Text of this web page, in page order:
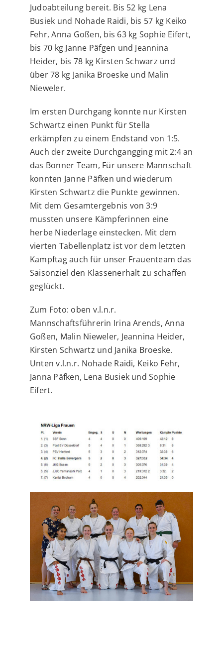
Judoabteilung bereit. Bis 52 kg Lena
Busiek und Nohade Raidi, bis 57 kg Keiko
Fehr, Anna Goßen, bis 63 kg Sophie Eifert,
bis 70 kg Janne Päfgen und Jeannina
Heider, bis 78 kg Kirsten Schwarz und
über 78 kg Janika Broeske und Malin
Nieweler.
Im ersten Durchgang konnte nur Kirsten
Schwartz einen Punkt für Stella
erkämpfen zu einem Endstand von 1:5.
Auch der zweite Durchgangging mit 2:4 an
das Bonner Team, Für unsere Mannschaft
konnten Janne Päfken und wiederum
Kirsten Schwartz die Punkte gewinnen.
Mit dem Gesamtergebnis von 3:9
mussten unsere Kämpferinnen eine
herbe Niederlage einstecken. Mit dem
vierten Tabellenplatz ist vor dem letzten
Kampftag auch für unser Frauenteam das
Saisonziel den Klassenerhalt zu schaffen
geglückt.
Zum Foto: oben v.l.n.r.
Mannschaftsführerin Irina Arends, Anna
Goßen, Malin Nieweler, Jeannina Heider,
Kirsten Schwartz und Janika Broeske.
Unten v.l.n.r. Nohade Raidi, Keiko Fehr,
Janna Päfken, Lena Busiek und Sophie
Eifert.